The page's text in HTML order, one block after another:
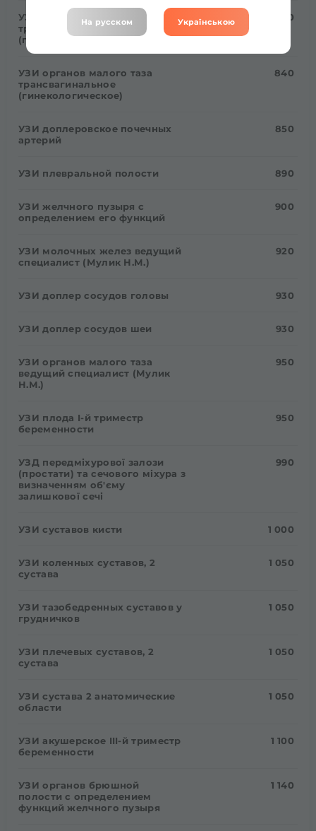
УЗИ органов малого таза
трансабдоминальное
(гинекологическое)
840
УЗИ органов малого таза
трансвагинальное
(гинекологическое)
840
УЗИ доплеровское почечных
артерий
850
УЗИ плевральной полости 890
УЗИ желчного пузыря с
определением его функций
900
УЗИ молочных желез ведущий
специалист (Мулик Н.М.)
920
УЗИ доплер сосудов головы 930
УЗИ доплер сосудов шеи 930
УЗИ органов малого таза
ведущий специалист (Мулик
Н.М.)
950
УЗИ плода I-й триместр
беременности
950
УЗД передміхурової залози
(простати) та сечового міхура з
визначенням об'єму
залишкової сечі
990
УЗИ суставов кисти 1 000
УЗИ коленных суставов, 2
сустава
1 050
УЗИ тазобедренных суставов у
грудничков
1 050
УЗИ плечевых суставов, 2
сустава
1 050
УЗИ сустава 2 анатомические
области
1 050
УЗИ акушерское III-й триместр
беременности
1 100
УЗИ органов брюшной
полости с определением
функций желчного пузыря
1 140
На русском Українською